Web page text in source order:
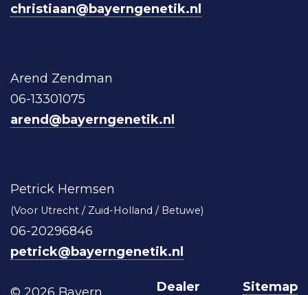
christiaan@bayerngenetik.nl
Arend Zendman
06-13301075
arend@bayerngenetik.nl
Petrick Hermsen
(Voor Utrecht / Zuid-Holland / Betuwe)
06-20296846
petrick@bayerngenetik.nl
© 2026 Bayern Dealer Sitemap